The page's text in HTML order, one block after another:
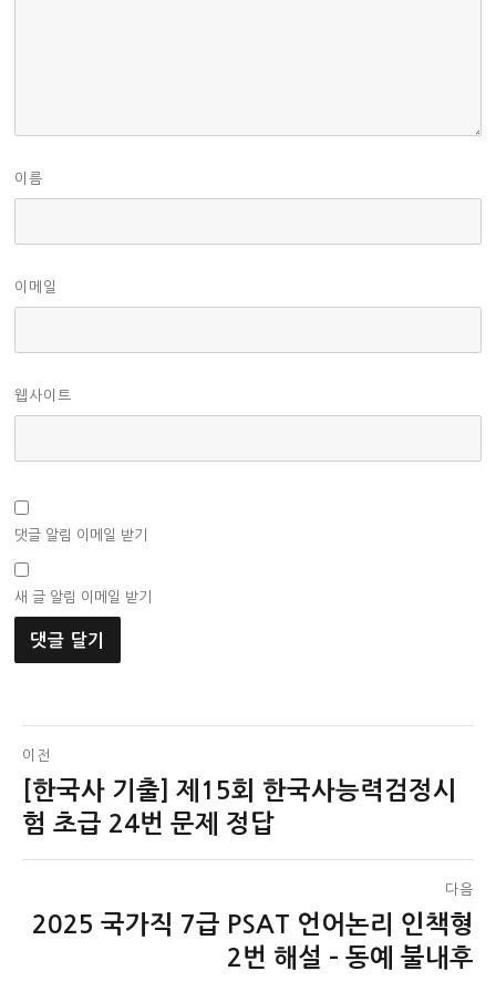
이름
이메일
웹사이트
댓글 알림 이메일 받기
새 글 알림 이메일 받기
글
탐
색
이전
이
전
[한국사 기출] 제15회 한국사능력검정시
험 초급 24번 문제 정답
다음
다2025 국가직 7급 PSAT 언어논리 인책형
2번 해설 – 동예 불내후